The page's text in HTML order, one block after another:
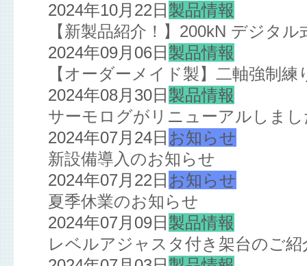
2024年10月22日 製品情報
【新製品紹介！】200kN デジタ
2024年09月06日 製品情報
【オーダーメイド製】二軸強制
2024年08月30日 製品情報
サーモログがリニューアルしま
2024年07月24日 お知らせ
新設備導入のお知らせ
2024年07月22日 お知らせ
夏季休業のお知らせ
2024年07月09日 製品情報
レベルアジャスタ付き架台のご紹